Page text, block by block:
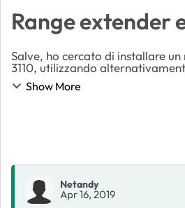
Range extender
Salve, ho cercato di installare
3110, utilizzando
procedure suggerite. Tutto
la password del router
Show More
Netandy
Apr 16, 2019